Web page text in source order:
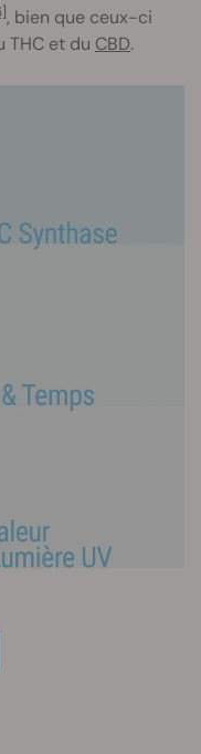
, bien que ceux-ci
THC et du CBD.